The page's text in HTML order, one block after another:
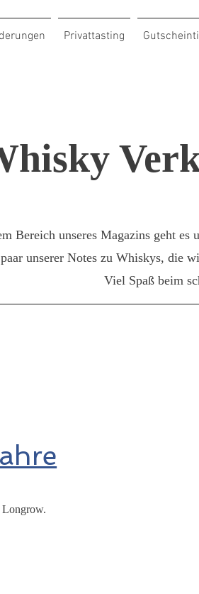
Privattasting
Bereich unseres Magazins geht es
unserer Notes zu Whiskys, die
Viel Spaß beim
Longrow.